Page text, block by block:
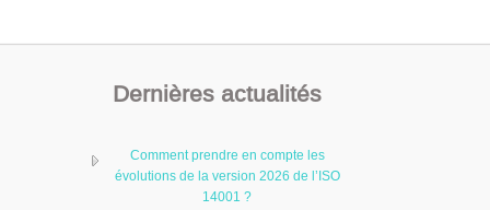
Dernières actualités
Comment prendre en compte les
évolutions de la version 2026 de l’ISO
14001 ?